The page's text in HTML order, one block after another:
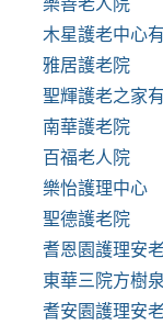
木星護老中心
雅居護老院
聖輝護老之家
南華護老院
百福老人院
樂怡護理中心
聖德護老院
耆恩園護理安
東華三院方樹
耆安園護理安